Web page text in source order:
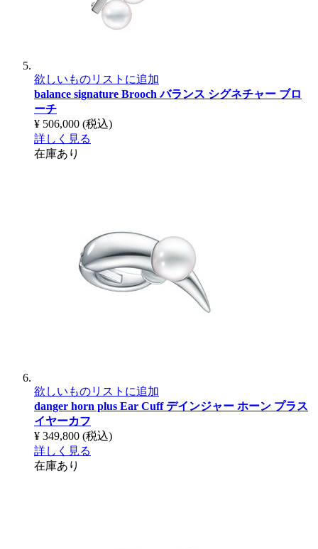
欲しいものリストに追加
balance signature Broochバランス シグネチャー ブロ
ーチ
¥ 506,000 (税込)
詳しく見る
在庫あり
欲しいものリストに追加
danger horn plus Ear Cuffデインジャー ホーン プラス
イヤーカフ
¥ 349,800 (税込)
詳しく見る
在庫あり